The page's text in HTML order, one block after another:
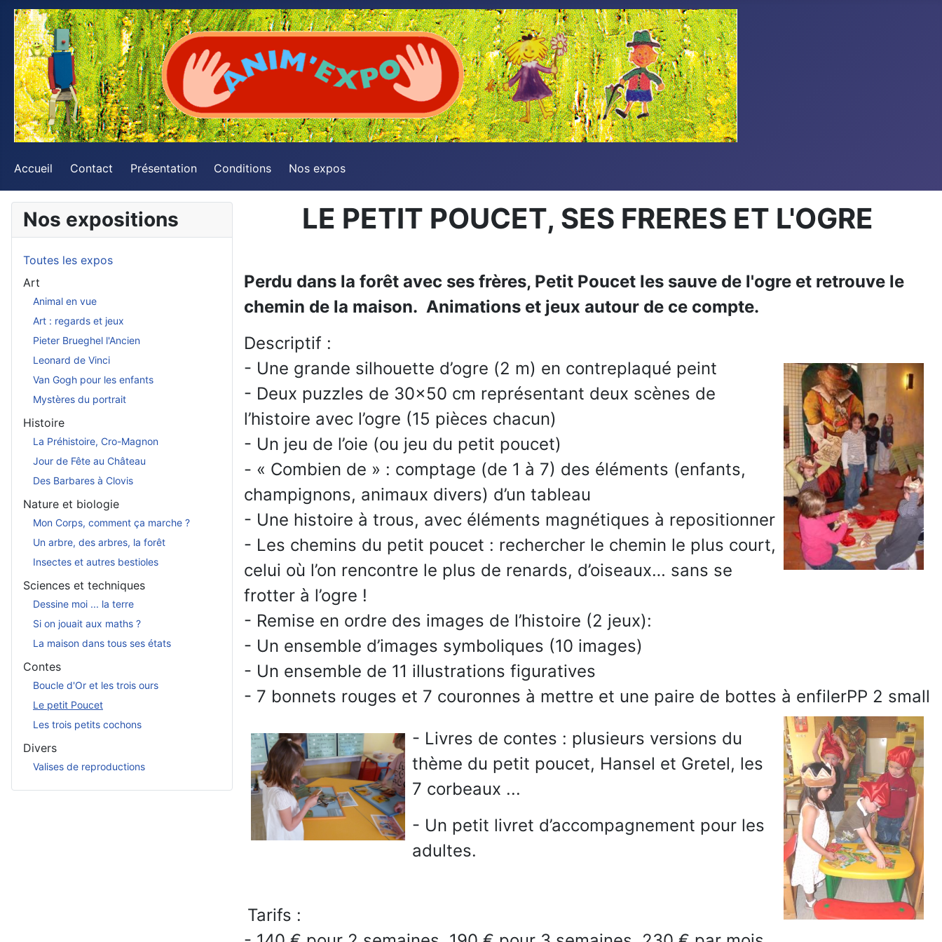
Accueil Contact Présentation Conditions Nos expos
Nos expositions
Toutes les expos
Art
Animal en vue
Art : regards et jeux
Pieter Brueghel l'Ancien
Leonard de Vinci
Van Gogh pour les enfants
Mystères du portrait
Histoire
La Préhistoire, Cro-Magnon
Jour de Fête au Château
Des Barbares à Clovis
Nature et biologie
Mon Corps, comment ça marche ?
Un arbre, des arbres, la forêt
Insectes et autres bestioles
Sciences et techniques
Dessine moi ... la terre
Si on jouait aux maths ?
La maison dans tous ses états
Contes
Boucle d'Or et les trois ours
Le petit Poucet
Les trois petits cochons
Divers
Valises de reproductions
LE PETIT POUCET, SES FRERES ET L'OGRE
Perdu dans la forêt avec ses frères, Petit Poucet les sauve de l'ogre et retrouve le
chemin de la maison. Animations et jeux autour de ce compte.
Descriptif :
- Une grande silhouette d’ogre (2 m) en contreplaqué peint
- Deux puzzles de 30x50 cm représentant deux scènes de
l’histoire avec l’ogre (15 pièces chacun)
- Un jeu de l’oie (ou jeu du petit poucet)
- « Combien de » : comptage (de 1 à 7) des éléments (enfants,
champignons, animaux divers) d’un tableau
- Une histoire à trous, avec éléments magnétiques à repositionner
- Les chemins du petit poucet : rechercher le chemin le plus court,
celui où l’on rencontre le plus de renards, d’oiseaux… sans se
frotter à l’ogre !
- Remise en ordre des images de l’histoire (2 jeux):
- Un ensemble d’images symboliques (10 images)
- Un ensemble de 11 illustrations figuratives
- 7 bonnets rouges et 7 couronnes à mettre et une paire de bottes à enfilerPP 2 small
- Livres de contes : plusieurs versions du
thème du petit poucet, Hansel et Gretel, les
7 corbeaux ...
- Un petit livret d’accompagnement pour les
adultes.
Tarifs :